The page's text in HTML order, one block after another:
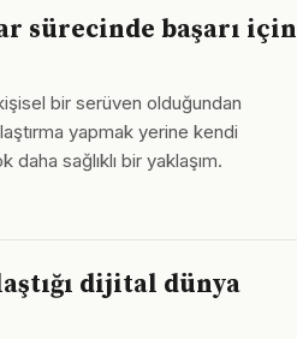
sürecinde başarı için
bir serüven olduğundan
yapmak yerine kendi
sağlıklı bir yaklaşım.
dijital dünya